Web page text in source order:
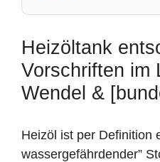
Heizöltank
Vorschriften im
Wendel &
Heizöl ist per Definition
wassergefährdender”